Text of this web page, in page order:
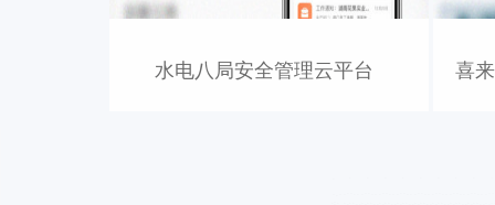
水电八局安全管理云平台 喜